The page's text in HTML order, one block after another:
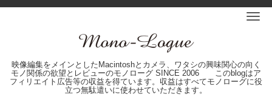
映像編集をメインとしたMacintoshとカメラ、ワタシの興味関心の向く
モノ関係の欲望とレビューのモノローグ SINCE 2006 このblogはア
フィリエイト広告等の収益を得ています。収益はすべてモノローグに役
立つ無駄遣いに使わせていただきます。